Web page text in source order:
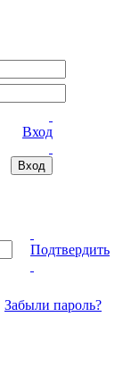
Вход
Подтвердить
Забыли пароль?